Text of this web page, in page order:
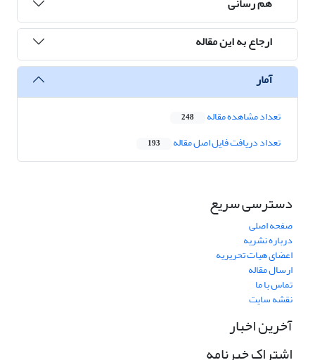
ارجاع به این مقاله
آمار
تعداد مشاهده مقاله 248
تعداد دریافت فایل اصل مقاله 193
دسترسی سریع
صفحه اصلی
درباره نشریه
اعضای هیات تحریریه
ارسال مقاله
تماس با ما
نقشه سایت
آخرین اخبار
اشتراک خبرنامه